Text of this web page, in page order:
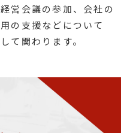
営会議の参加、会社の
の支援などについて
て関わります。